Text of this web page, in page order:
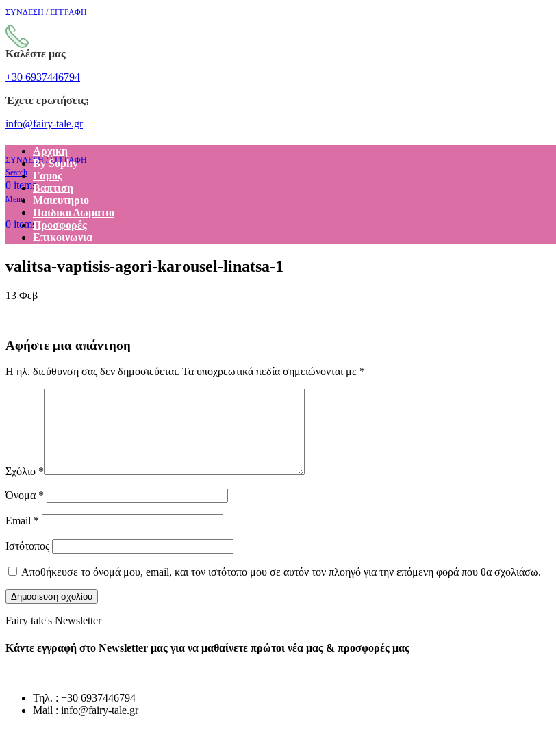
ΣΥΝΔΕΣΗ / ΕΓΓΡΑΦΗ
Καλέστε μας
+30 6937446794
Έχετε ερωτήσεις;
info@fairy-tale.gr
ΣΥΝΔΕΣΗ / ΕΓΓΡΑΦΗ
Search
0 items €0.00
Menu
0 items €0.00
Αρχικη
By Sophy
Γαμος
Βαπτιση
Μαιευτηριο
Παιδικο Δωματιο
Προσφορές
Επικοινωνια
valitsa-vaptisis-agori-karousel-linatsa-1
13 Φεβ
Αφήστε μια απάντηση
Η ηλ. διεύθυνση σας δεν δημοσιεύεται. Τα υποχρεωτικά πεδία σημειώνονται με *
Σχόλιο *
Όνομα *
Email *
Ιστότοπος
Αποθήκευσε το όνομά μου, email, και τον ιστότοπο μου σε αυτόν τον πλοηγό για την επόμενη φορά που θα σχολιάσω.
Fairy tale's Newsletter
Κάντε εγγραφή στο Newsletter μας για να μαθαίνετε πρώτοι νέα μας & προσφορές μας
Τηλ. : +30 6937446794
Mail : info@fairy-tale.gr